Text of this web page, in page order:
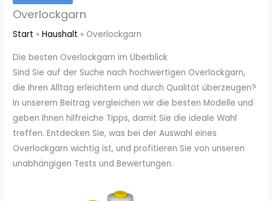
Overlockgarn
Start Haushalt Overlockgarn
Die besten Overlockgarn im Überblick
Sind Sie auf der Suche nach hochwertigen Overlockgarn,
die Ihren Alltag erleichtern und durch Qualität überzeugen?
In unserem Beitrag vergleichen wir die besten Modelle und
geben Ihnen hilfreiche Tipps, damit Sie die ideale Wahl
treffen. Entdecken Sie, was bei der Auswahl eines
Overlockgarn wichtig ist, und profitieren Sie von unseren
unabhängigen Tests und Bewertungen.